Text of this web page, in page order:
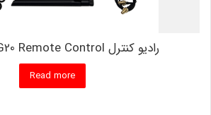
رادیو کنترل Skydroid G20 Remote Control
Read more